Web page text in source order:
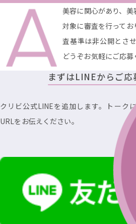
美容に関心があり、
対象に審査を行って
査基準は非公開とさ
どうぞお気軽にご応募
まずはLINEからご応
クリビ公式LINEを追加します。トーク
URLをお伝えください。